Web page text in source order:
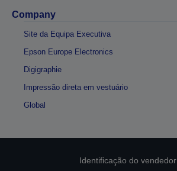
Company
Site da Equipa Executiva
Epson Europe Electronics
Digigraphie
Impressão direta em vestuário
Global
Identificação do vendedor